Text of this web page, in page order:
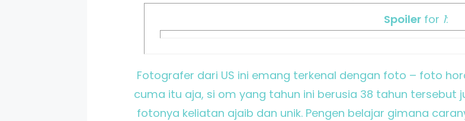
Spoiler for 1:
Fotografer dari US ini emang terkenal dengan foto – foto
cuma itu aja, si om yang tahun ini berusia 38 tahun tersebut
fotonya keliatan ajaib dan unik. Pengen belajar gimana